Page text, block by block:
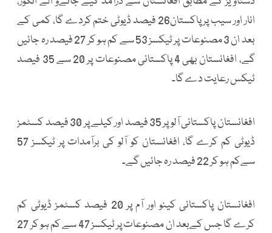
انار اور سیب پر پاکستان26 فیصد ڈیوٹی ختم کردے گا، کمی کے
بعد ان 3 مصنوعات پر ٹیکسز 53 سے کم ہو کر 27 فیصد رہ جائیں
گے، افغانستان بھی 4 پاکستانی مصنوعات پر 20 سے 35 فیصد
ٹیکس رعایت دے گا۔
افغانستان پاکستانی آلو پر 35 فیصد اور کیلے پر 30 فیصد کسٹمز
ڈیوٹی کم کرے گا، افغانستان کو آلو کی برآمدات پر ٹیکسز 57
سےکم ہو کر 22 فیصد رہ جائیں گے۔
افغانستان پاکستانی کینو اور آم پر 20 فیصد کسٹمز ڈیوٹی کم
کرے گا جس کےبعد ان مصنوعات پر ٹیکسز 47 سے کم ہو کر 27